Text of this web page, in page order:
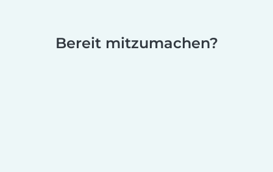
Bereit mitzumachen?